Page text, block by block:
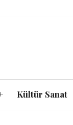
Kültür Sanat